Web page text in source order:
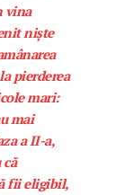
vina
niște
pierderea
mari:
mai
a II-a,
fii eligibil,